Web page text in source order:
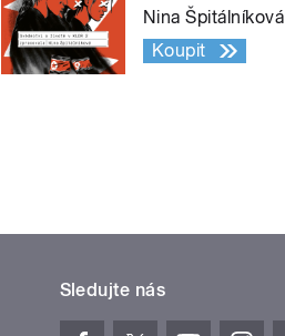
Nina Špitálníková
Koupit
Sledujte nás